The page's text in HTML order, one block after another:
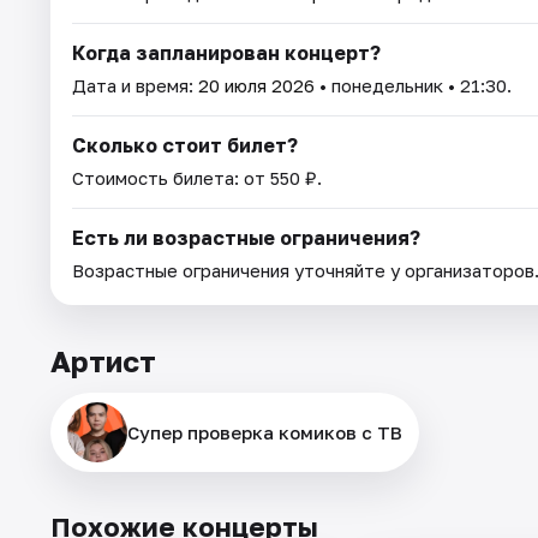
Когда запланирован концерт?
Дата и время: 20 июля 2026 • понедельник • 21:30.
Сколько стоит билет?
Стоимость билета: от 550 ₽.
Есть ли возрастные ограничения?
Возрастные ограничения уточняйте у организаторов.
Артист
Супер проверка комиков с ТВ
Похожие концерты